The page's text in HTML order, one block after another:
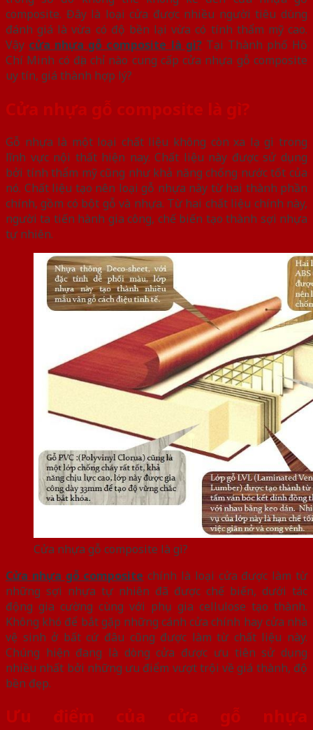
composite. Đây là loại cửa được nhiều người tiêu dùng
đánh giá là vừa có độ bền lại vừa có tính thẩm mỹ cao.
Vậy cửa nhựa gỗ composite là gì?Tại Thành phố Hồ
Chí Minh có địa chỉ nào cung cấp cửa nhựa gỗ composite
uy tín, giá thành hợp lý?
Cửa nhựa gỗ composite là gì?
Gỗ nhựa là một loại chất liệu không còn xa lạ gì trong
lĩnh vực nội thất hiện nay. Chất liệu này được sử dụng
bởi tính thẩm mỹ cũng như khả năng chống nước tốt của
nó. Chất liệu tạo nên loại gỗ nhựa này từ hai thành phần
chính, gồm có bột gỗ và nhựa. Từ hai chất liệu chính này,
người ta tiến hành gia công, chế biến tạo thành sợi nhựa
tự nhiên.
Cửa nhựa gỗ composite là gì?
Cửa nhựa gỗ composite chính là loại cửa được làm từ
những sợi nhựa tự nhiên đã được chế biến, dưới tác
động gia cường cùng với phụ gia cellulose tạo thành.
Không khó để bắt gặp những cánh cửa chính hay cửa nhà
vệ sinh ở bất cứ đâu cũng được làm từ chất liệu này.
Chúng hiện đang là dòng cửa được ưu tiên sử dụng
nhiều nhất bởi những ưu điểm vượt trội về giá thành, độ
bền đẹp.
Ưu điểm của cửa gỗ nhựa